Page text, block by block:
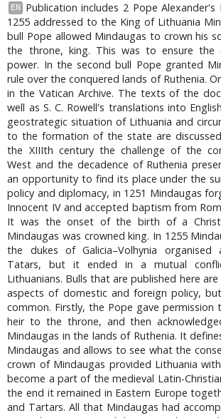
EN
Publication includes 2 Pope
1255 addressed to the King of Lithuania
bull Pope allowed Mindaugas to crown his
the throne, king. This was to ensure the
power. In the second bull Pope granted
rule over the conquered lands of Ruthenia.
in the Vatican Archive. The texts of the
well as S. C. Rowell's translations into
geostrategic situation of Lithuania and
to the formation of the state are
the XIIIth century the challenge of the
West and the decadence of Ruthenia
an opportunity to find its place under the
policy and diplomacy, in 1251 Mindaugas
Innocent IV and accepted baptism from
It was the onset of the birth of a
Mindaugas was crowned king. In 1255
the dukes of Galicia–Volhynia organised
Tatars, but it ended in a mutual
Lithuanians. Bulls that are published here
aspects of domestic and foreign policy,
common. Firstly, the Pope gave
heir to the throne, and then
Mindaugas in the lands of Ruthenia. It
Mindaugas and allows to see what the
crown of Mindaugas provided Lithuania
become a part of the medieval Latin-
the end it remained in Eastern Europe
and Tartars. All that Mindaugas had